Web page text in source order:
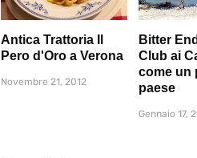
Antica Trattoria Il
Pero d'Oro a Verona
Novembre 21, 2012
Bitter
Club ai
come un
paese
Gennaio 17,